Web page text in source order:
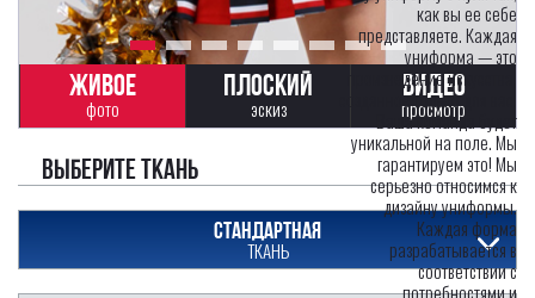
ЖИВОЕ
фото
ПЛОСКИЙ
эскиз
ВИДЕО
просмотр
Выберите ткань
СТАНДАРТНАЯ
ТКАНЬ
как вы ее себе
представляете. Каждая
униформа — это
произведение искусства,
созданное только для вас.
Ваша команда будет
уникальной на поле. Мы
гарантируем это! Мы
серьезно относимся к
дизайну униформы.
Каждая форма
разрабатывается в
соответствии с
потребностями и